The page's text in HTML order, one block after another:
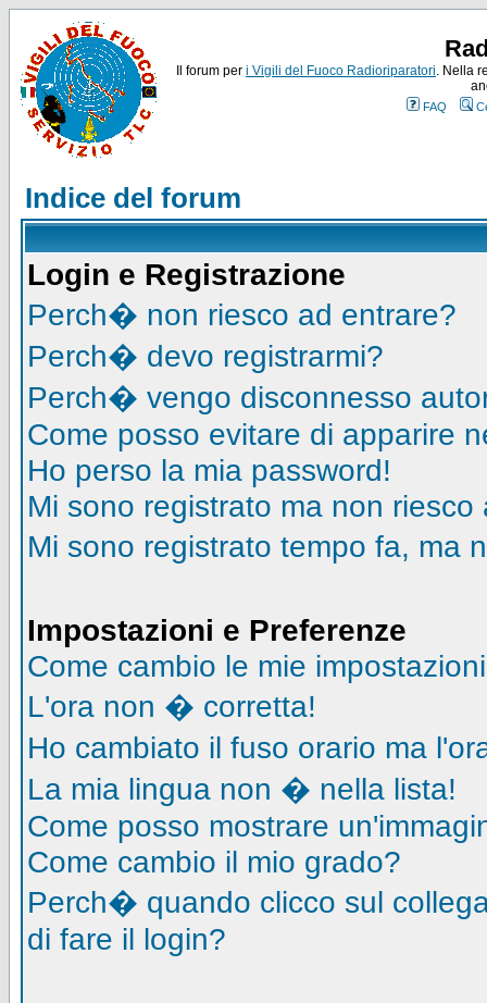
Il forum per i Vigili del Fuoco Radioriparatori. Nella
FAQ
Indice del forum
Login e Registrazione
Perch� non riesco ad entrare?
Perch� devo registrarmi?
Perch� vengo disconnesso
Come posso evitare di apparire
Ho perso la mia password!
Mi sono registrato ma non riesco
Mi sono registrato tempo fa, ma
Impostazioni e Preferenze
Come cambio le mie
L'ora non � corretta!
Ho cambiato il fuso orario ma
La mia lingua non � nella lista!
Come posso mostrare
Come cambio il mio grado?
Perch� quando clicco sul
di fare il login?